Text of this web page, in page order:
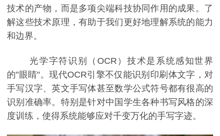
技术的产物，而是多项尖端科技协同作用的成果。了
解这些技术原理，有助于我们更好地理解系统的能力
和边界。
光学字符识别（OCR）技术是系统感知世界
的"眼睛"。现代OCR引擎不仅能识别印刷体文字，对
手写汉字、英文手写体甚至数学公式符号都有很高的
识别准确率。特别是针对中国学生各种书写风格的深
度训练，使得系统能够应对千变万化的手写字迹。